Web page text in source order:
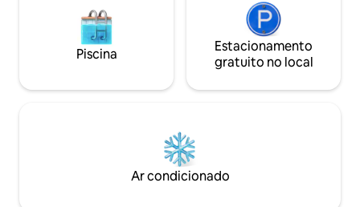
Piscina
Estacionamento
gratuito no local
Ar condicionado